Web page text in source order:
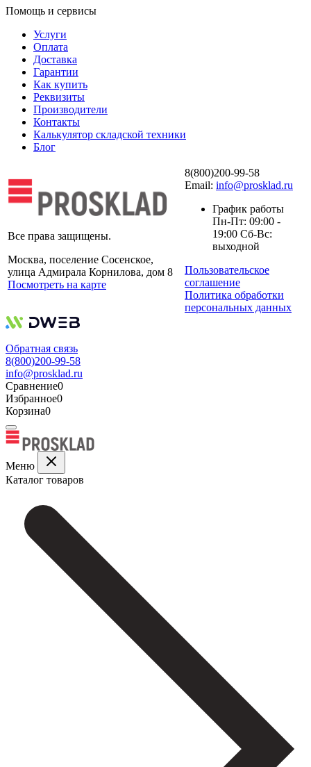
Помощь и сервисы
Услуги
Оплата
Доставка
Гарантии
Как купить
Реквизиты
Производители
Контакты
Калькулятор складской техники
Блог
Все права защищены.
Москва, поселение Сосенское,
улица Адмирала Корнилова, дом 8
Посмотреть на карте
8(800)200-99-58
Email: info@prosklad.ru
График работы
Пн-Пт: 09:00 -
19:00 Сб-Вс:
выходной
Пользовательское
соглашение
Политика обработки
персональных данных
Обратная связь
8(800)200-99-58
info@prosklad.ru
Сравнение0
Избранное0
Корзина0
Меню
Каталог товаров